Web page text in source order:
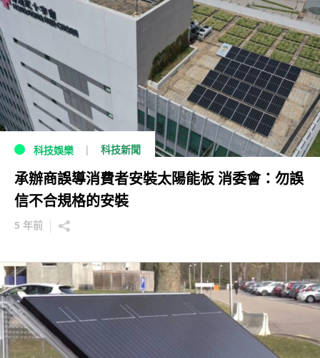
科技娛樂 科技新聞
承辦商誤導消費者安裝太陽能板 消委會：勿誤
信不合規格的安裝
5 年前